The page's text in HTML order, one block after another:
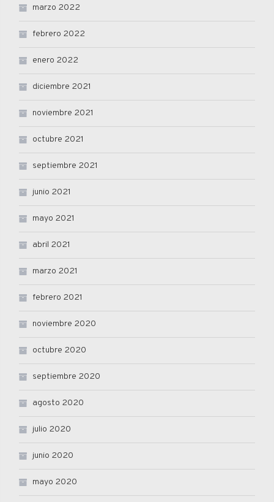
marzo 2022
febrero 2022
enero 2022
diciembre 2021
noviembre 2021
octubre 2021
septiembre 2021
junio 2021
mayo 2021
abril 2021
marzo 2021
febrero 2021
noviembre 2020
octubre 2020
septiembre 2020
agosto 2020
julio 2020
junio 2020
mayo 2020